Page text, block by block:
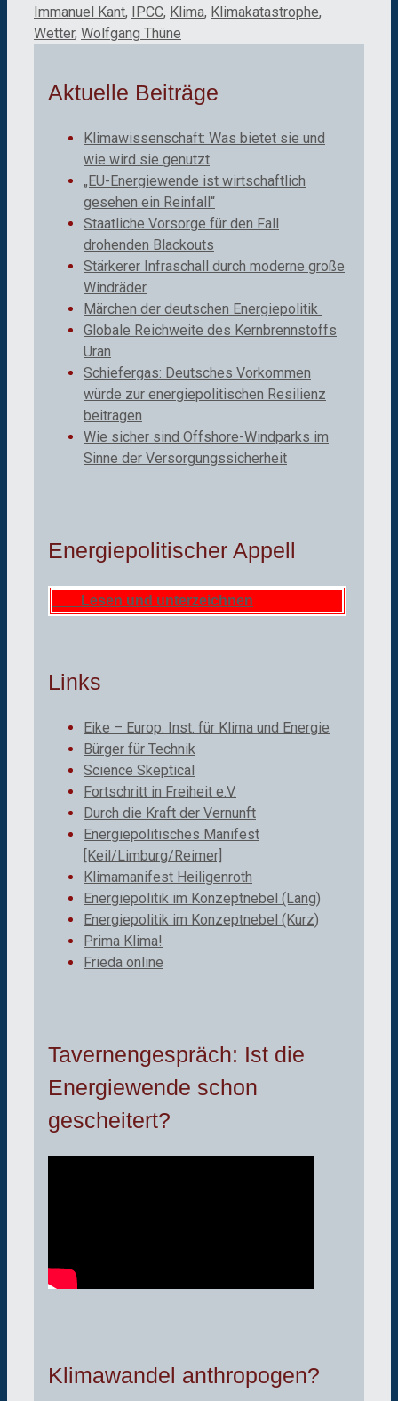
Immanuel Kant, IPCC, Klima, Klimakatastrophe,
Wetter, Wolfgang Thüne
Aktuelle Beiträge
Klimawissenschaft: Was bietet sie und
wie wird sie genutzt
„EU-Energiewende ist wirtschaftlich
gesehen ein Reinfall“
Staatliche Vorsorge für den Fall
drohenden Blackouts
Stärkerer Infraschall durch moderne große
Windräder
Märchen der deutschen Energiepolitik
Globale Reichweite des Kernbrennstoffs
Uran
Schiefergas: Deutsches Vorkommen
würde zur energiepolitischen Resilienz
beitragen
Wie sicher sind Offshore-Windparks im
Sinne der Versorgungssicherheit
Energiepolitischer Appell
Lesen und unterzeichnen
Links
Eike – Europ. Inst. für Klima und Energie
Bürger für Technik
Science Skeptical
Fortschritt in Freiheit e.V.
Durch die Kraft der Vernunft
Energiepolitisches Manifest
[Keil/Limburg/Reimer]
Klimamanifest Heiligenroth
Energiepolitik im Konzeptnebel (Lang)
Energiepolitik im Konzeptnebel (Kurz)
Prima Klima!
Frieda online
Tavernengespräch: Ist die
Energiewende schon
gescheitert?
Klimawandel anthropogen?